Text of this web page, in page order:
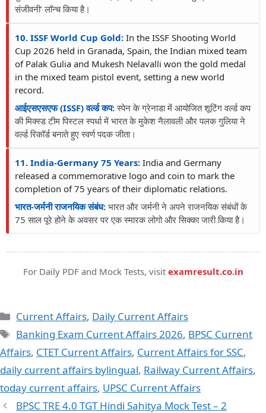
संजीवनी’ लॉन्च किया है।
10. ISSF World Cup Gold: In the ISSF Shooting World
Cup 2026 held in Granada, Spain, the Indian mixed team
of Palak Gulia and Mukesh Nelavalli won the gold medal
in the mixed team pistol event, setting a new world
record.
आईएसएसएफ (ISSF) वर्ल्ड कप:स्पेन के ग्रेनाडा में आयोजित शूटिंग वर्ल्ड कप
की मिक्स्ड टीम पिस्टल स्पर्धा में भारत के मुकेश नैलावली और पलक गुलिया ने
वर्ल्ड रिकॉर्ड बनाते हुए स्वर्ण पदक जीता।
11. India-Germany 75 Years: India and Germany
released a commemorative logo and coin to mark the
completion of 75 years of their diplomatic relations.
भारत-जर्मनी राजनयिक संबंध: भारत और जर्मनी ने अपने राजनयिक संबंधों के
75 साल पूरे होने के अवसर पर एक स्मारक लोगो और सिक्का जारी किया है।
For Daily PDF and Mock Tests, visit examresult.co.in
Current Affairs, Daily Current Affairs
Banking Exam Current Affairs 2026, BPSC Current
Affairs, CTET Current Affairs, Current Affairs for SSC,
daily current affairs bylingual, Railway Current Affairs,
today current affairs, UPSC Current Affairs
BPSC TRE 4.0 TGT Hindi Sahitya Mock Test – 2